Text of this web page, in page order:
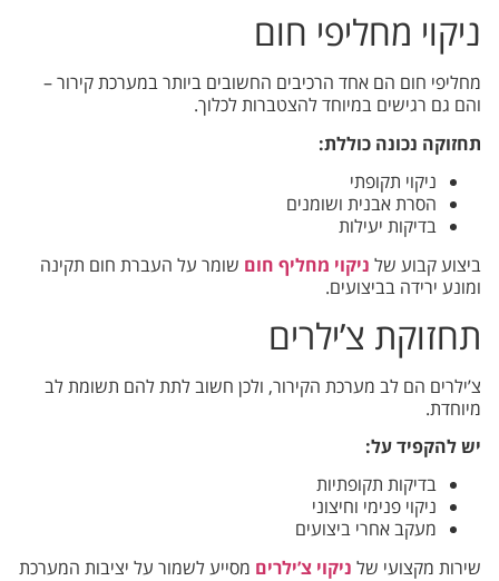
ניקוי מחליפי חום
מחליפי חום הם אחד הרכיבים החשובים ביותר במערכת קירור –
והם גם רגישים במיוחד להצטברות לכלוך.
תחזוקה נכונה כוללת:
ניקוי תקופתי
הסרת אבנית ושומנים
בדיקות יעילות
ביצוע קבוע של ניקוי מחליף חום שומר על העברת חום תקינה
ומונע ירידה בביצועים.
תחזוקת צ’ילרים
צ’ילרים הם לב מערכת הקירור, ולכן חשוב לתת להם תשומת לב
מיוחדת.
יש להקפיד על:
בדיקות תקופתיות
ניקוי פנימי וחיצוני
מעקב אחרי ביצועים
שירות מקצועי של ניקוי צ’ילרים מסייע לשמור על יציבות המערכת